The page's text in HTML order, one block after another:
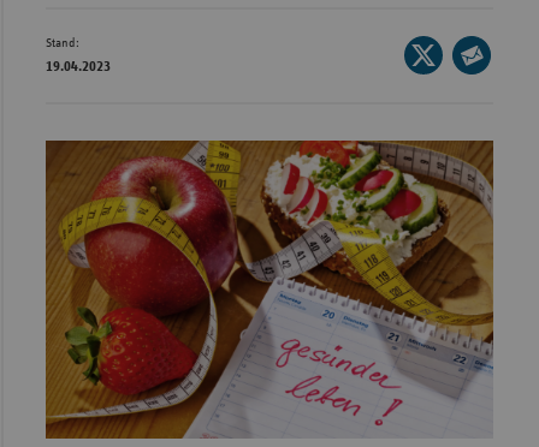
Stand:
19.04.2023
Seite
auf
E-
Mail
teilen